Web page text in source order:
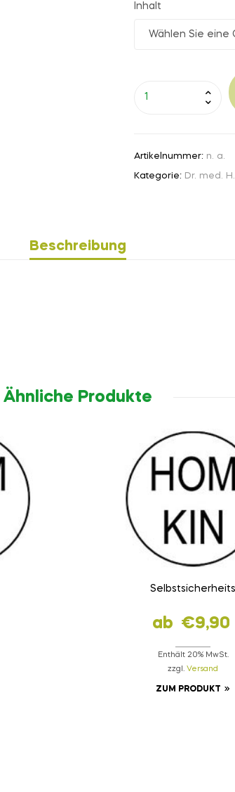
Inhalt
Artikelnummer: n. a.
Kategorie: Dr. med.
Beschreibung
Ähnliche Produkte
Selbstsicherheits
ab €9,90
Enthält 20% MwSt.
zzgl.Versand
ZUM PRODUKT